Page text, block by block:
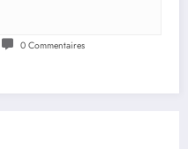
0 Commentaires